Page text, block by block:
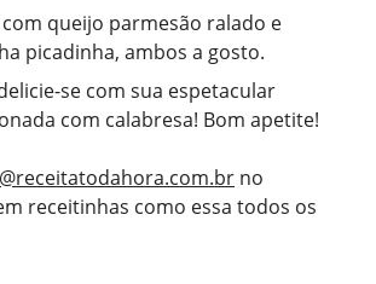
com queijo parmesão ralado e
picadinha, ambos a gosto.
se com sua espetacular
com calabresa! Bom apetite!
@receitatodahora.com.br no
receitinhas como essa todos os